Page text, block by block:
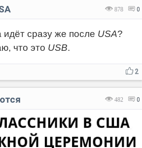
878 0
сразу же после USA?
что это USB.
2
482 0